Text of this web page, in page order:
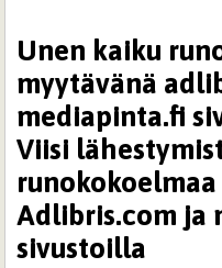
Unen kaiku
myytävänä
mediapinta.fi
Viisi
Adlibris.com ja
sivustoilla